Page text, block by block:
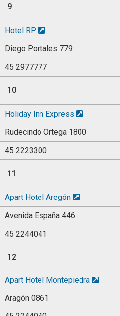
9
Hotel RP
Diego Portales 779
45 2977777
10
Holiday Inn Express
Rudecindo Ortega 1800
45 2223300
11
Apart Hotel Aregón
Avenida España 446
45 2244041
12
Apart Hotel Montepiedra
Aragón 0861